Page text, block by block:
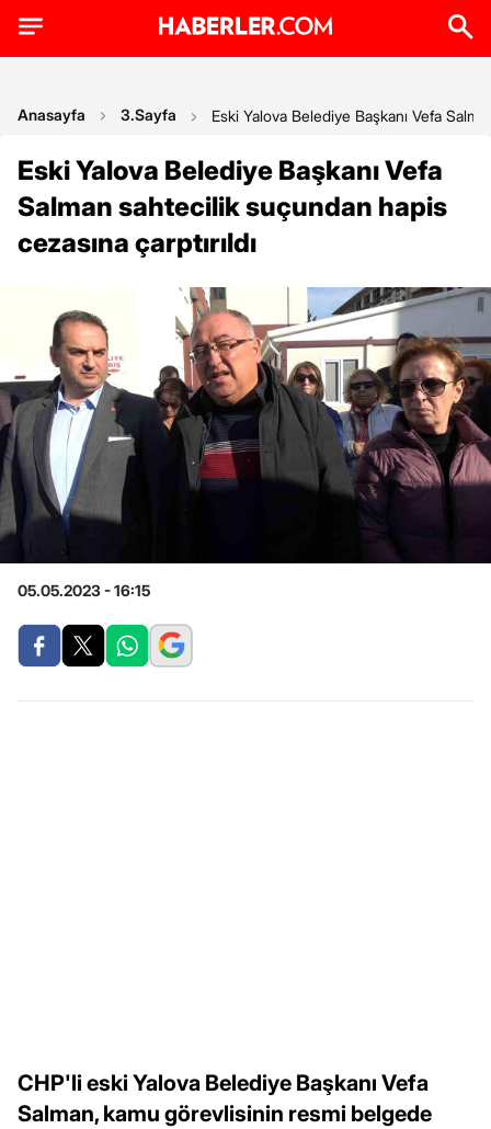
Anasayfa 3.Sayfa Eski Yalova Belediye Başkanı Vefa
Eski Yalova Belediye Başkanı Vefa
Salman sahtecilik suçundan hapis
cezasına çarptırıldı
05.05.2023 - 16:15
CHP'li eski Yalova Belediye Başkanı Vefa
Salman, kamu görevlisinin resmi belgede